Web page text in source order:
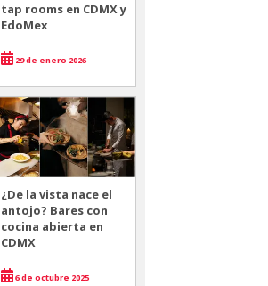
tap rooms en CDMX y
EdoMex
29 de enero 2026
¿De la vista nace el
antojo? Bares con
cocina abierta en
CDMX
6 de octubre 2025